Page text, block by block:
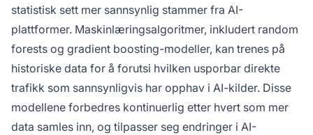
statistisk sett mer sannsynlig stammer fra AI-
plattformer. Maskinlæringsalgoritmer, inkludert random
forests og gradient boosting-modeller, kan trenes på
historiske data for å forutsi hvilken usporbar direkte
trafikk som sannsynligvis har opphav i AI-kilder. Disse
modellene forbedres kontinuerlig etter hvert som mer
data samles inn, og tilpasser seg endringer i AI-